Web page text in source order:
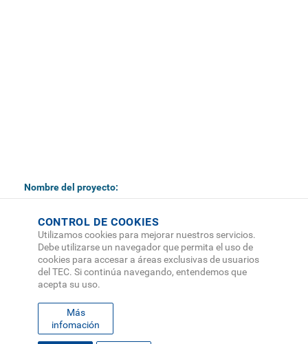
Nombre del proyecto:
de hospedaje de la Región Huetar Norte, que cuentan con el
certificado de sostenibilidad turística (CST), basado en la ISO
9001:2015
Objetivo:
Proponer un modelo para la evaluación de la competitividad
en empresas de hospedaje que cuentan con el Certificado de
Sostenibilidad Turística, basado en las normas ISO9001:2015
e ISO14001:2015.
CONTROL DE COOKIES
Utilizamos cookies para mejorar nuestros servicios.
Debe utilizarse un navegador que permita el uso de
cookies para accesar a áreas exclusivas de usuarios
del TEC. Si continúa navegando, entendemos que
acepta su uso.
Más
infomación